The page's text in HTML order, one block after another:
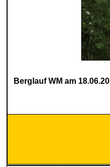
Berglauf WM am